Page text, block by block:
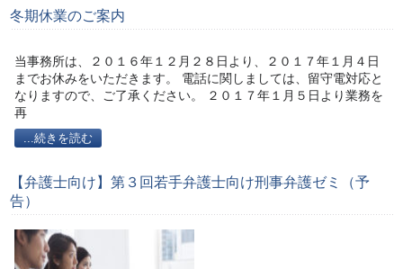
冬期休業のご案内
当事務所は、２０１６年１２月２８日より、２０１７年１月４日
までお休みをいただきます。 電話に関しましては、留守電対応と
なりますので、ご了承ください。 ２０１７年１月５日より業務を
再
...続きを読む
【弁護士向け】第３回若手弁護士向け刑事弁護ゼミ（予
告）